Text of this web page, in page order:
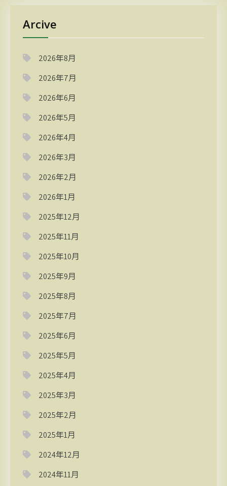
Arcive
2026年8月
2026年7月
2026年6月
2026年5月
2026年4月
2026年3月
2026年2月
2026年1月
2025年12月
2025年11月
2025年10月
2025年9月
2025年8月
2025年7月
2025年6月
2025年5月
2025年4月
2025年3月
2025年2月
2025年1月
2024年12月
2024年11月